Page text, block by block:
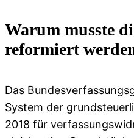
Warum musste
reformiert
Das
System der
2018 für